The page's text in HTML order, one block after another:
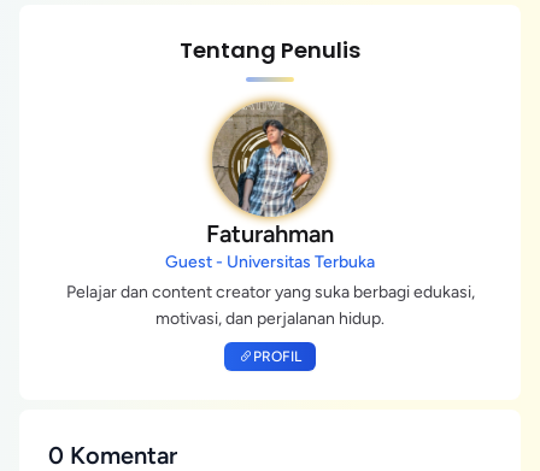
Tentang Penulis
Faturahman
Guest - Universitas Terbuka
Pelajar dan content creator yang suka berbagi edukasi,
motivasi, dan perjalanan hidup.
PROFIL
0 Komentar